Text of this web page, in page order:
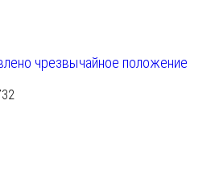
чрезвычайное положение